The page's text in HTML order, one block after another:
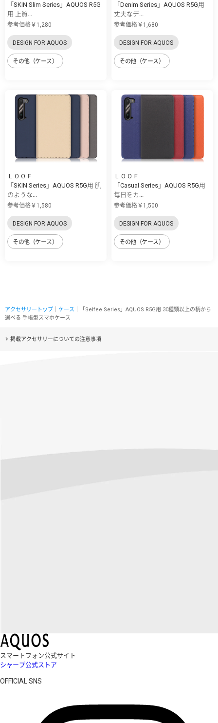
「SKIN Slim Series」AQUOS R5G
用 上質...
参考価格￥1,280
DESIGN FOR AQUOS
その他（ケース）
「Denim Series」AQUOS R5G用
丈夫なデ...
参考価格￥1,680
DESIGN FOR AQUOS
その他（ケース）
ＬＯＯＦ
「SKIN Series」AQUOS R5G用 肌
のような...
参考価格￥1,580
DESIGN FOR AQUOS
その他（ケース）
ＬＯＯＦ
「Casual Series」AQUOS R5G用
毎日をカ...
参考価格￥1,500
DESIGN FOR AQUOS
その他（ケース）
アクセサリートップ ケース ｜「Selfee Series」AQUOS R5G用 30種類以上の柄から
選べる 手帳型スマホケース
掲載アクセサリーについての注意事項
スマートフォン公式サイト
シャープ公式ストア
OFFICIAL SNS